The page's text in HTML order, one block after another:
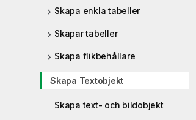
Skapa enkla tabeller
Skapar tabeller
Skapa flikbehållare
Skapa Textobjekt
Skapa text- och bildobjekt